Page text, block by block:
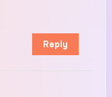
Reply